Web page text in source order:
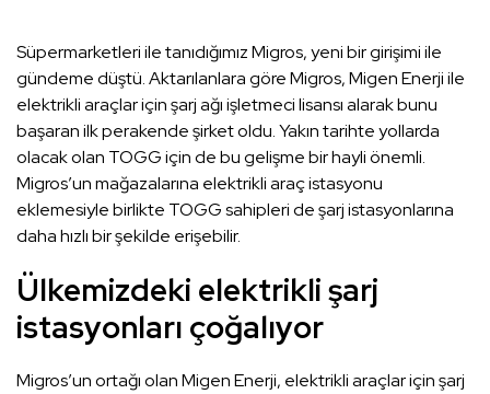
Süpermarketleri ile tanıdığımız Migros, yeni bir girişimi ile
gündeme düştü. Aktarılanlara göre Migros, Migen Enerji ile
elektrikli araçlar için şarj ağı işletmeci lisansı alarak bunu
başaran ilk perakende şirket oldu. Yakın tarihte yollarda
olacak olan TOGG için de bu gelişme bir hayli önemli.
Migros’un mağazalarına elektrikli araç istasyonu
eklemesiyle birlikte TOGG sahipleri de şarj istasyonlarına
daha hızlı bir şekilde erişebilir.
Ülkemizdeki elektrikli şarj
istasyonları çoğalıyor
Migros’un ortağı olan Migen Enerji, elektrikli araçlar için şarj